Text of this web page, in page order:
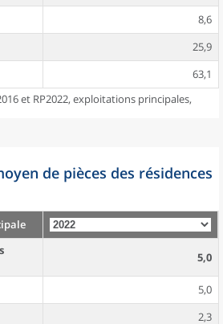
8,6
25,9
63,1
et RP2022, exploitations principales,
de pièces des résidences
5,0
5,0
2,3